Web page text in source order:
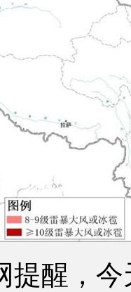
醒，今